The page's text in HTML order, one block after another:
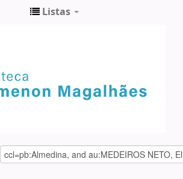
Listas